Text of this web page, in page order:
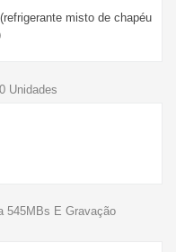
misto de chapéu
Unidades
545MBs E Gravação